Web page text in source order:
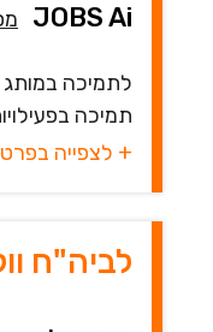
JOBS Ai
תמיכה
+ לצפייה
לביה"ח